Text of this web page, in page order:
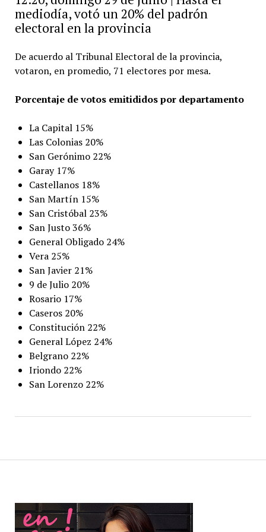
mediodía, votó un 20% del padrón
electoral en la provincia
De acuerdo al Tribunal Electoral de la provincia,
votaron, en promedio, 71 electores por mesa.
Porcentaje de votos emitididos por departamento
La Capital 15%
Las Colonias 20%
San Gerónimo 22%
Garay 17%
Castellanos 18%
San Martín 15%
San Cristóbal 23%
San Justo 36%
General Obligado 24%
Vera 25%
San Javier 21%
9 de Julio 20%
Rosario 17%
Caseros 20%
Constitución 22%
General López 24%
Belgrano 22%
Iriondo 22%
San Lorenzo 22%